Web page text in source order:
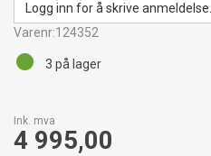
Logg inn for å skrive anmeldelse...
Varenr:124352
Ink. mva
4 995,00
3 på lager